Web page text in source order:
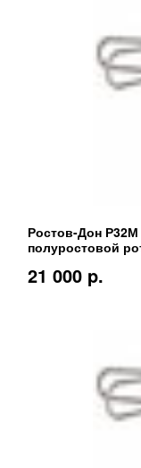
Ростов-Дон
полуростовой
21 000 p.